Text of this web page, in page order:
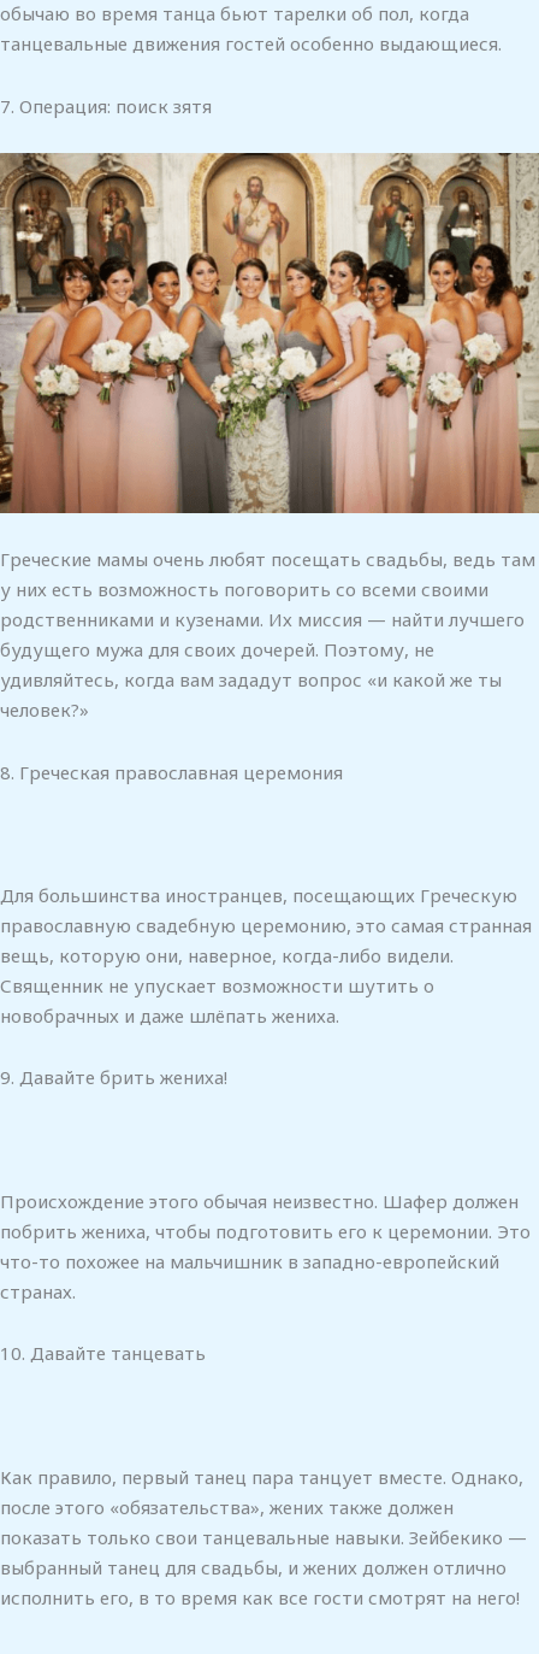
обычаю во время танца бьют тарелки об пол, когда
танцевальные движения гостей особенно выдающиеся.
7. Операция: поиск зятя
Греческие мамы очень любят посещать свадьбы, ведь там
у них есть возможность поговорить со всеми своими
родственниками и кузенами. Их миссия — найти лучшего
будущего мужа для своих дочерей. Поэтому, не
удивляйтесь, когда вам зададут вопрос «и какой же ты
человек?»
8. Греческая православная церемония
Для большинства иностранцев, посещающих Греческую
православную свадебную церемонию, это самая странная
вещь, которую они, наверное, когда-либо видели.
Священник не упускает возможности шутить о
новобрачных и даже шлёпать жениха.
9. Давайте брить жениха!
Происхождение этого обычая неизвестно. Шафер должен
побрить жениха, чтобы подготовить его к церемонии. Это
что-то похожее на мальчишник в западно-европейский
странах.
10. Давайте танцевать
Как правило, первый танец пара танцует вместе. Однако,
после этого «обязательства», жених также должен
показать только свои танцевальные навыки. Зейбекико —
выбранный танец для свадьбы, и жених должен отлично
исполнить его, в то время как все гости смотрят на него!